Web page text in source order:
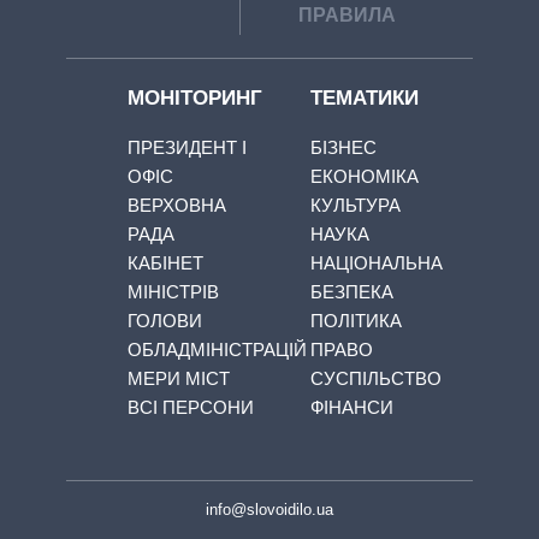
ПРАВИЛА
МОНІТОРИНГ
ПРЕЗИДЕНТ І
ОФІС
ВЕРХОВНА
РАДА
КАБІНЕТ
МІНІСТРІВ
ГОЛОВИ
ОБЛАДМІНІСТРАЦІЙ
МЕРИ МІСТ
ВСІ ПЕРСОНИ
ТЕМАТИКИ
БІЗНЕС
ЕКОНОМІКА
КУЛЬТУРА
НАУКА
НАЦІОНАЛЬНА
БЕЗПЕКА
ПОЛІТИКА
ПРАВО
СУСПІЛЬСТВО
ФІНАНСИ
info@slovoidilo.ua